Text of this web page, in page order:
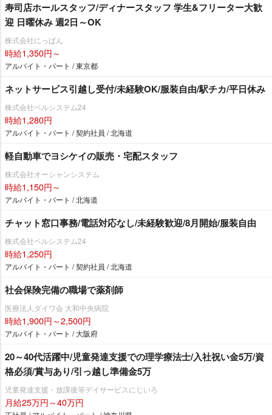
寿司店ホールスタッフ/ディナースタッフ 学生&フリーター大歓
迎 日曜休み 週2日～OK
株式会社にっぱん
時給1,350円～
アルバイト・パート / 東京都
ネットサービス引越し受付/未経験OK/服装自由/駅チカ/平日休み
株式会社ベルシステム24
時給1,280円
アルバイト・パート / 契約社員 / 北海道
軽自動車でヨシケイの販売・宅配スタッフ
株式会社オーシャンシステム
時給1,150円～
アルバイト・パート / 北海道
チャット窓口事務/電話対応なし/未経験歓迎/8月開始/服装自由
株式会社ベルシステム24
時給1,250円
アルバイト・パート / 契約社員 / 北海道
社会保険完備の職場で薬剤師
医療法人ダイワ会 大和中央病院
時給1,900円～2,500円
アルバイト・パート / 大阪府
20～40代活躍中/児童発達支援での理学療法士/入社祝い金5万/資
格必須/賞与あり/引っ越し準備金5万
児童発達支援・放課後等デイサービスにじいろ
月給25万円～40万円